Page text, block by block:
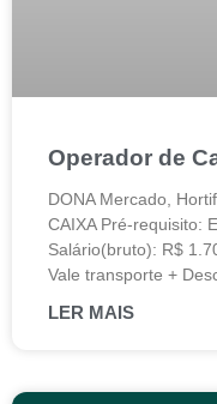
Operador de
DONA Mercado,
CAIXA Pré-requisito:
Salário(bruto): R$
Vale transporte +
LER MAIS